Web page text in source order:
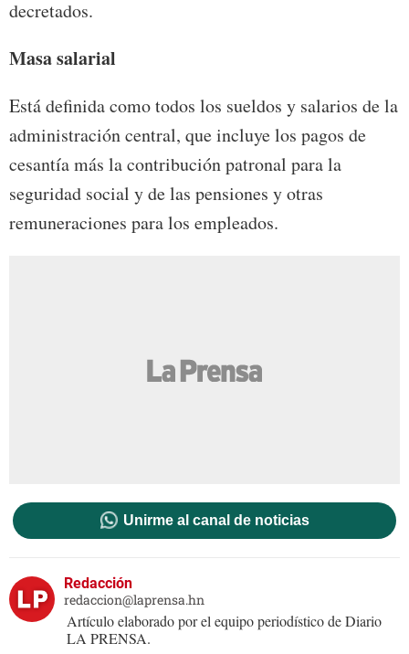
decretados.
Masa salarial
Está definida como todos los sueldos y salarios de la
administración central, que incluye los pagos de
cesantía más la contribución patronal para la
seguridad social y de las pensiones y otras
remuneraciones para los empleados.
Unirme al canal de noticias
Redacción
redaccion@laprensa.hn
Artículo elaborado por el equipo periodístico de Diario
LA PRENSA.